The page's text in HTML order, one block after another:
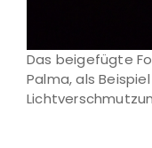
Das beigefügte
Palma, als